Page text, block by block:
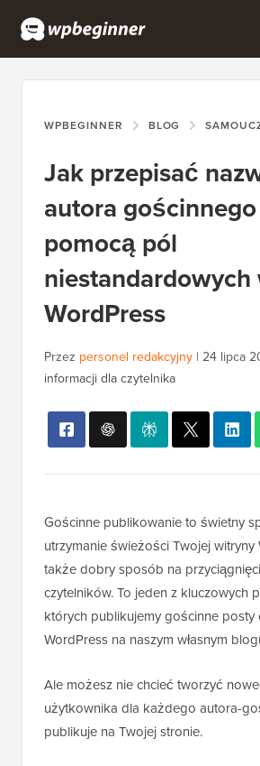
WPBEGINNER BLOG
Jak przepisać
autora
pomocą pól
niestandardowych
WordPress
Przez personel redakcyjny | 24 lipca
informacji dla czytelnika
Gościnne publikowanie to świetny
utrzymanie świeżości Twojej witryny
także dobry sposób na
czytelników. To jeden z kluczowych
których publikujemy gościnne
WordPress na naszym własnym
Ale możesz nie chcieć tworzyć
użytkownika dla każdego autora-
publikuje na Twojej stronie.